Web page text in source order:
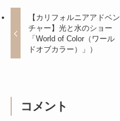
【カリフォルニアアドベン
チャー】光と水のショー
「World of Color（ワール
ドオブカラー）」）
コメント